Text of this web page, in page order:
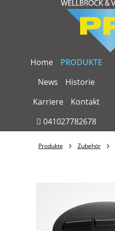
Zum Hauptinhalt springen
Home
PRODUKTE
News
Historie
Karriere
Kontakt
041027782678
Produkte Zubehör